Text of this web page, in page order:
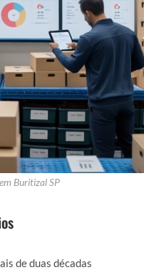
Buritizal SP
de duas décadas